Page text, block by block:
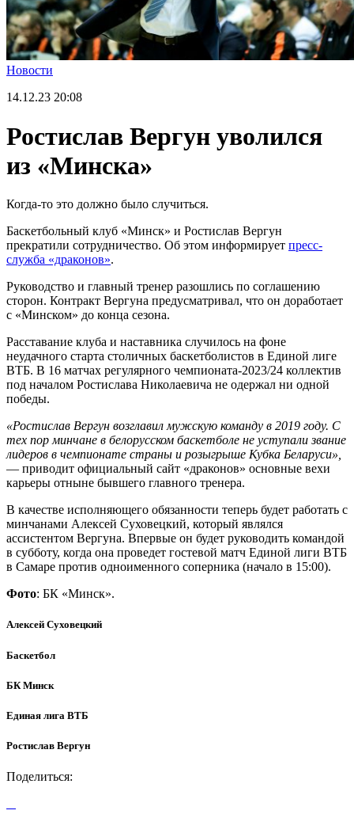
Новости
14.12.23 20:08
Ростислав Вергун уволился
из «Минска»
Когда-то это должно было случиться.
Баскетбольный клуб «Минск» и Ростислав Вергун
прекратили сотрудничество. Об этом информирует пресс-
служба «драконов».
Руководство и главный тренер разошлись по соглашению
сторон. Контракт Вергуна предусматривал, что он доработает
с «Минском» до конца сезона.
Расставание клуба и наставника случилось на фоне
неудачного старта столичных баскетболистов в Единой лиге
ВТБ. В 16 матчах регулярного чемпионата-2023/24 коллектив
под началом Ростислава Николаевича не одержал ни одной
победы.
«Ростислав Вергун возглавил мужскую команду в 2019 году. С
тех пор минчане в белорусском баскетболе не уступали звание
лидеров в чемпионате страны и розыгрыше Кубка Беларуси»,
— приводит официальный сайт «драконов» основные вехи
карьеры отныне бывшего главного тренера.
В качестве исполняющего обязанности теперь будет работать с
минчанами Алексей Суховецкий, который являлся
ассистентом Вергуна. Впервые он будет руководить командой
в субботу, когда она проведет гостевой матч Единой лиги ВТБ
в Самаре против одноименного соперника (начало в 15:00).
Фото: БК «Минск».
Алексей Суховецкий
Баскетбол
БК Минск
Единая лига ВТБ
Ростислав Вергун
Поделиться: